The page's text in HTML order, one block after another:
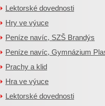
Lektorské dovednosti
Hry ve výuce
Peníze navíc, SZŠ Brandýs
Peníze navíc, Gymnázium
Prachy a klid
Hra ve výuce
Lektorské dovednosti